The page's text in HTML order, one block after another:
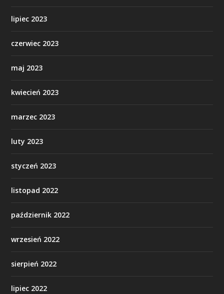
lipiec 2023
czerwiec 2023
maj 2023
kwiecień 2023
marzec 2023
luty 2023
styczeń 2023
listopad 2022
październik 2022
wrzesień 2022
sierpień 2022
lipiec 2022